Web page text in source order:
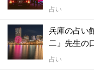
占い
兵庫の占い
二』先生の
占い